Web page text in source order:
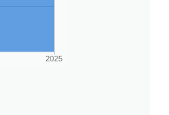
2025